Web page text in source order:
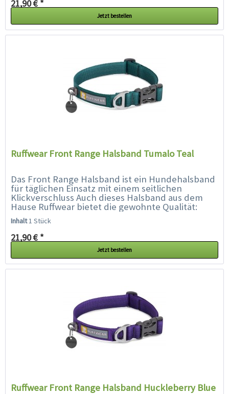
21,90 € *
Jetzt bestellen
Ruffwear Front Range Halsband Tumalo Teal
Das Front Range Halsband ist ein Hundehalsband
für täglichen Einsatz mit einem seitlichen
Klickverschluss Auch dieses Halsband aus dem
Hause Ruffwear bietet die gewohnte Qualität:
Aluminium V-Ring, separater...
Inhalt1 Stück
21,90 € *
Jetzt bestellen
Ruffwear Front Range Halsband Huckleberry Blue